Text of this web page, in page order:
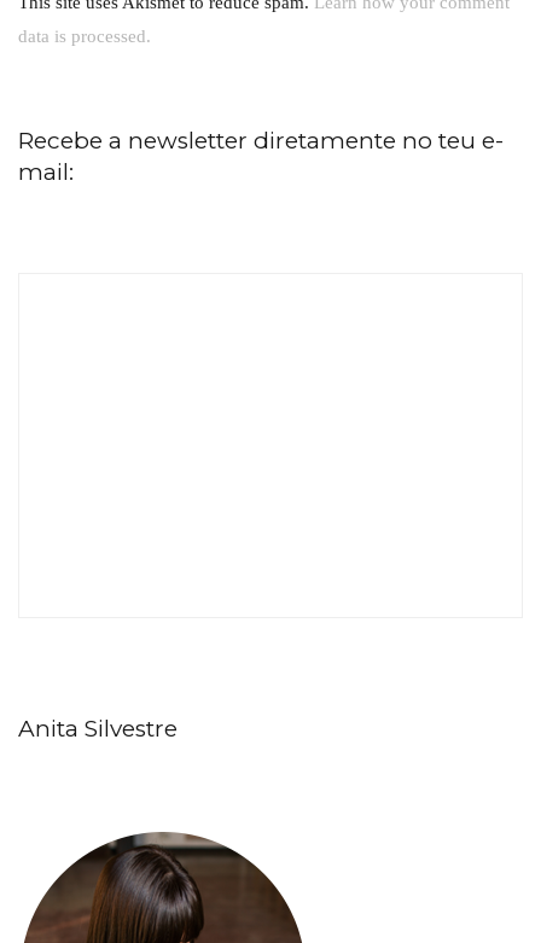
data is processed.
Recebe a newsletter diretamente no teu e-
mail:
Anita Silvestre